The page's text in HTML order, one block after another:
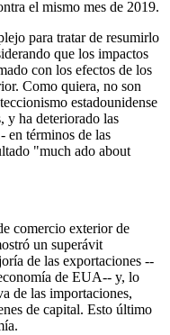
el mismo mes de 2019.
para tratar de resumirlo
que los impactos
con los efectos de los
Como quiera, no son
estadounidense
y ha deteriorado las
en términos de las
"much ado about
comercio exterior de
un superávit
de las exportaciones --
de EUA-- y, lo
de las importaciones,
de capital. Esto último